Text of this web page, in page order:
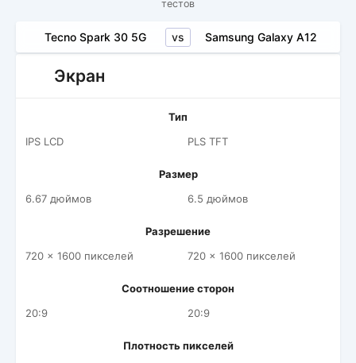
тестов
Tecno Spark 30 5G vs Samsung Galaxy A12
Экран
Тип
IPS LCD
PLS TFT
Размер
6.67 дюймов
6.5 дюймов
Разрешение
720 x 1600 пикселей
720 x 1600 пикселей
Соотношение сторон
20:9
20:9
Плотность пикселей